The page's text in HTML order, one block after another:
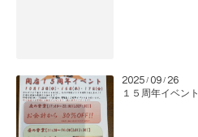
2025 / 09 / 26
１５周年イベント